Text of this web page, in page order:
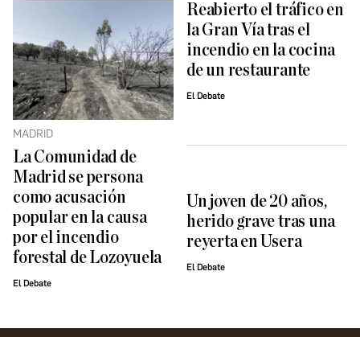
MADRID
La Comunidad de
Madrid se persona
como acusación
popular en la causa
por el incendio
forestal de Lozoyuela
El Debate
Reabierto el tráfico en
la Gran Vía tras el
incendio en la cocina
de un restaurante
El Debate
Un joven de 20 años,
herido grave tras una
reyerta en Usera
El Debate